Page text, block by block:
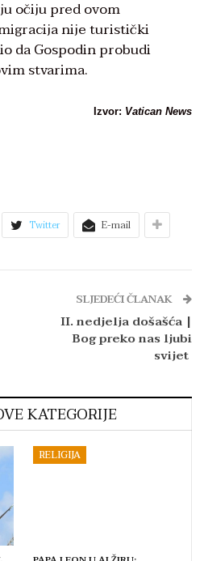
očiju pred ovom
nije turistički
da Gospodin probudi
stvarima.
Izvor: Vatican News
Twitter E-mail
SLJEDEĆI ČLANAK
II. nedjelja došašća |
Bog preko nas ljubi
svijet
KATEGORIJE
RELIGIJA